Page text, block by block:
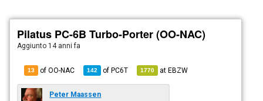
Pilatus PC-6B Turbo-Porter (OO-NAC)
Aggiunto 14 anni fa
13 of OO-NAC 142 ofPC6T 1770 atEBZW
Peter Maassen